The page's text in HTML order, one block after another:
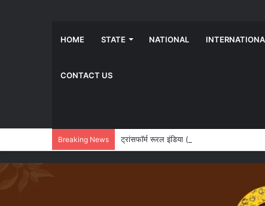
HOME STATE NATIONAL
CONTACT US
Breaking News ट्रांसफॉर्म रूरल इंडिया (TRI) ने समावेशी ग्रामीण